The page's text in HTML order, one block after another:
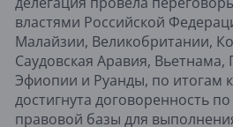
властями Российской
Малайзии, Великобритании,
Саудовская Аравия, Вьетнама,
Эфиопии и Руанды, по итогам
достигнута договоренность
правовой базы для